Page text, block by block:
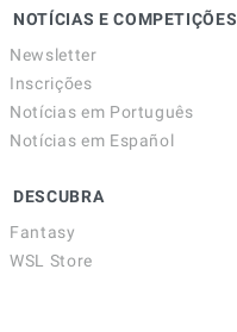
NOTÍCIAS E COMPETIÇÕES
Newsletter
Inscrições
Notícias em Português
Notícias em Español
DESCUBRA
Fantasy
WSL Store